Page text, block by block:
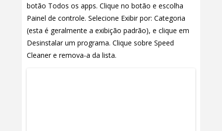
botão Todos os apps. Clique no botão e escolha
Painel de controle. Selecione Exibir por: Categoria
(esta é geralmente a exibição padrão), e clique em
Desinstalar um programa. Clique sobre Speed
Cleaner e remova-a da lista.